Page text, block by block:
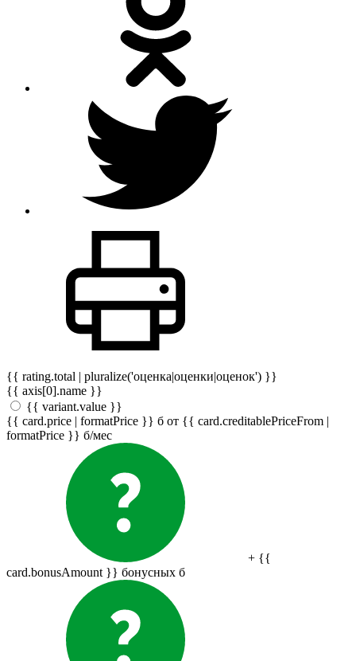
{{ rating.total | pluralize('оценка|оценки|оценок') }}
{{ axis[0].name }}
{{ variant.value }}
{{ card.price | formatPrice }} б от {{ card.creditablePriceFrom |
formatPrice }} б/мес
+ {{
card.bonusAmount }} бонусных б